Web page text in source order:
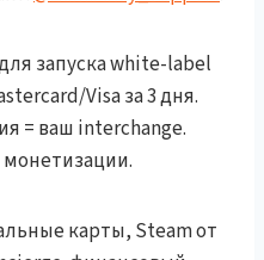
запуска white-label
Visa за 3 дня.
= ваш interchange.
карты, Steam от